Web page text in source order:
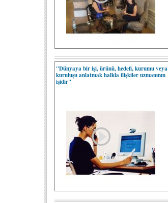
"Dünyaya bir işi, ürünü, hedefi, kurumu veya
kuruluşu anlatmak halkla ilişkiler uzmanının
işidir"